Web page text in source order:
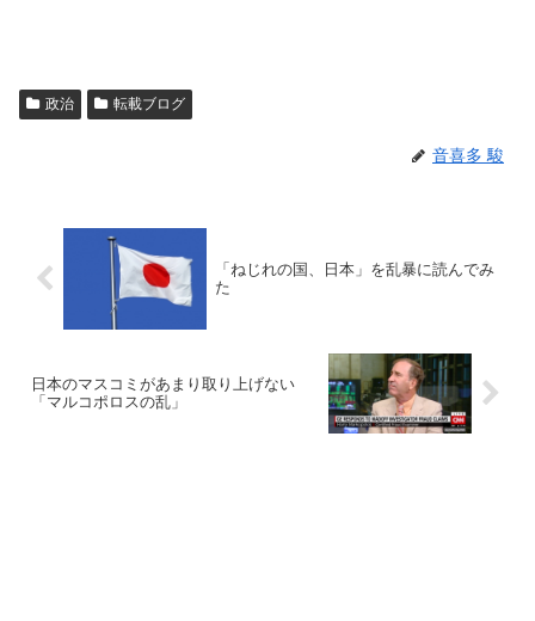
政治 転載ブログ
音喜多 駿
「ねじれの国、日本」を乱暴に読んでみ
た
日本のマスコミがあまり取り上げない
「マルコポロスの乱」